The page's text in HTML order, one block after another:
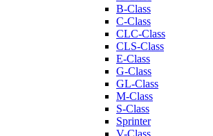
B-Class
C-Class
CLC-Class
CLS-Class
E-Class
G-Class
GL-Class
M-Class
S-Class
Sprinter
V-Class